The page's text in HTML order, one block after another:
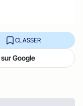
CLASSER
Google